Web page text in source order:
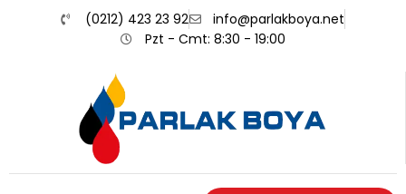
(0212) 423 23 92
info@parlakboya.net
Pzt - Cmt: 8:30 - 19:00